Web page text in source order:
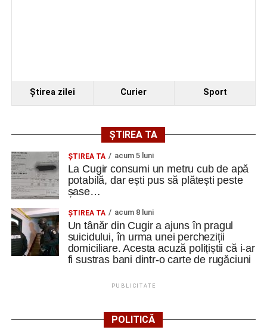
Ştirea zilei Curier Sport
ȘTIREA TA
ȘTIREA TA acum 5 luni
La Cugir consumi un metru cub de apă
potabilă, dar ești pus să plătești peste
șase…
ȘTIREA TA acum 8 luni
Un tânăr din Cugir a ajuns în pragul
suicidului, în urma unei percheziții
domiciliare. Acesta acuză polițiștii că i-ar
fi sustras bani dintr-o carte de rugăciuni
PUBLICITATE
POLITICĂ